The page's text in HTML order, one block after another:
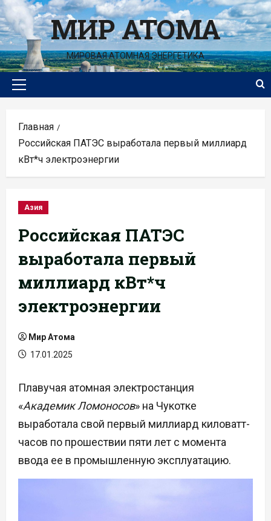
Перейти
к
содержимомуМИР АТОМА
МИРОВАЯ АТОМНАЯ ЭНЕРГЕТИКА
Основное
Главная
Российская ПАТЭС выработала первый миллиард
кВт*ч электроэнергии
Азия
Российская ПАТЭС
выработала первый
миллиард кВт*ч
электроэнергии
Мир Атома
17.01.2025
Плавучая атомная электростанция
«Академик Ломоносов» на Чукотке
выработала свой первый миллиард киловатт-
часов по прошествии пяти лет с момента
ввода ее в промышленную эксплуатацию.